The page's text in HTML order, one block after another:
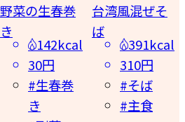
台湾風混ぜそ
ば
391kcal
310円
#そば
#主食
ン寒天
57kcal
50円
#ゼリー
#スイー